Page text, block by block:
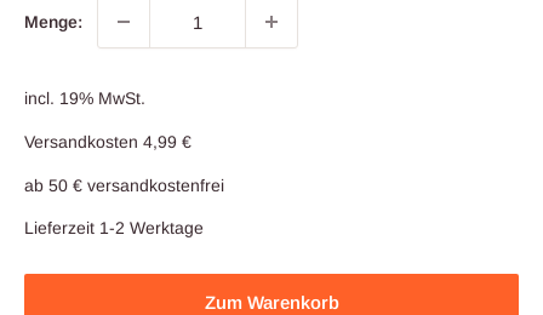
Menge:
incl. 19% MwSt.
Versandkosten 4,99 €
ab 50 € versandkostenfrei
Lieferzeit 1-2 Werktage
Zum Warenkorb